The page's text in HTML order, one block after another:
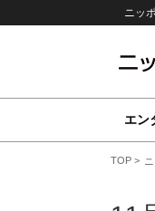
ニッ
エン
TOP